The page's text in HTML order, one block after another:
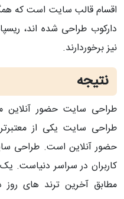
اقسام قالب سایت است که
دارکوب طراحی شده اند،
نیز برخوردارند.
نتیجه
طراحی سایت حضور آنلاین
طراحی سایت یکی از
حضور آنلاین است. طراحی
کاربران در سراسر دنیاست.
مطابق آخرین ترند های روز